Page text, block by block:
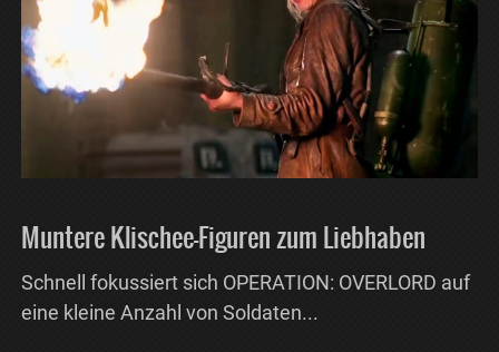
Muntere Klischee-Figuren zum Liebhaben
Schnell fokussiert sich OPERATION: OVERLORD auf
eine kleine Anzahl von Soldaten...